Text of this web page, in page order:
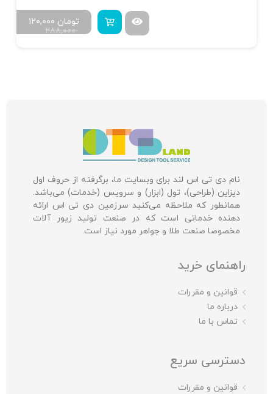
۲۸۸,۰۰۰
۱۲۰,۰۰۰ تومان
نام دی تی اس لند برای وبسایت ما، برگرفته از حروف اول
دیزاین (طراحی)، تول (ابزار) و سرویس (خدمات) می‌باشد.
همانطور که ملاحظه می‌کنید سرزمین دی تی اس ارائه
دهنده خدماتی است که در صنعت تولید زیور آلات
مخصوصا صنعت طلا و جواهر مورد نیاز است.
راهنمای خرید
قوانین و مقررات
درباره ما
تماس با ما
دسترسی سریع
قوانین و مقررات